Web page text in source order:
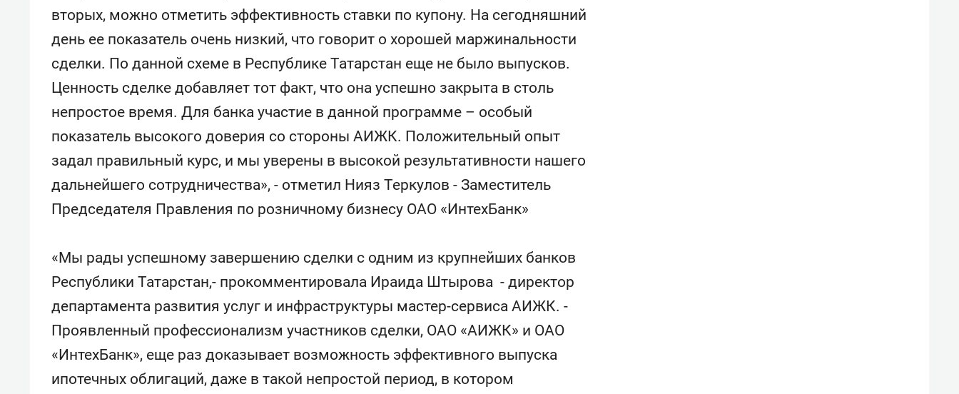
вторых, можно отметить эффективность ставки по купону. На сегодняшний
день ее показатель очень низкий, что говорит о хорошей маржинальности
сделки. По данной схеме в Республике Татарстан еще не было выпусков.
Ценность сделке добавляет тот факт, что она успешно закрыта в столь
непростое время. Для банка участие в данной программе – особый
показатель высокого доверия со стороны АИЖК. Положительный опыт
задал правильный курс, и мы уверены в высокой результативности нашего
дальнейшего сотрудничества», - отметил Нияз Теркулов - Заместитель
Председателя Правления по розничному бизнесу ОАО «ИнтехБанк»
«Мы рады успешному завершению сделки с одним из крупнейших банков
Республики Татарстан,- прокомментировала Ираида Штырова - директор
департамента развития услуг и инфраструктуры мастер-сервиса АИЖК. -
Проявленный профессионализм участников сделки, ОАО «АИЖК» и ОАО
«ИнтехБанк», еще раз доказывает возможность эффективного выпуска
ипотечных облигаций, даже в такой непростой период, в котором